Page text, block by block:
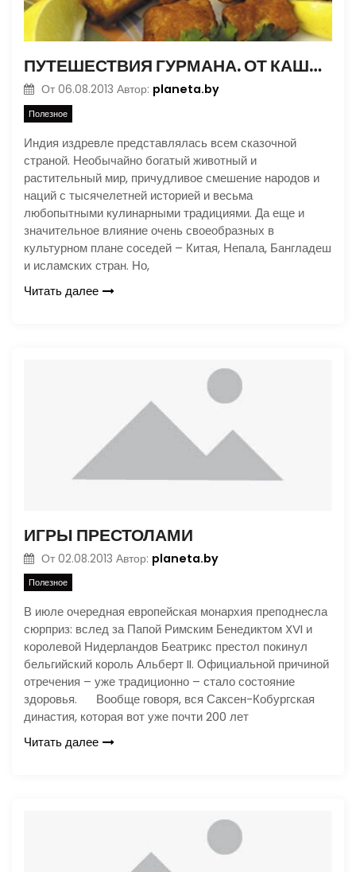
ПУТЕШЕСТВИЯ ГУРМАНА. ОТ КАШМИРА ДО БЕНГАЛЬСКОГО ЗАЛИВА
От 06.08.2013 Автор: planeta.by
Полезное
Индия издревле представлялась всем сказочной
страной. Необычайно богатый животный и
растительный мир, причудливое смешение народов и
наций с тысячелетней историей и весьма
любопытными кулинарными традициями. Да еще и
значительное влияние очень своеобразных в
культурном плане соседей – Китая, Непала, Бангладеш
и исламских стран. Но,
Читать далее
ИГРЫ ПРЕСТОЛАМИ
От 02.08.2013 Автор: planeta.by
Полезное
В июле очередная европейская монархия преподнесла
сюрприз: вслед за Папой Римским Бенедиктом XVI и
королевой Нидерландов Беатрикс престол покинул
бельгийский король Альберт II. Официальной причиной
отречения – уже традиционно – стало состояние
здоровья. Вообще говоря, вся Саксен-Кобургская
династия, которая вот уже почти 200 лет
Читать далее